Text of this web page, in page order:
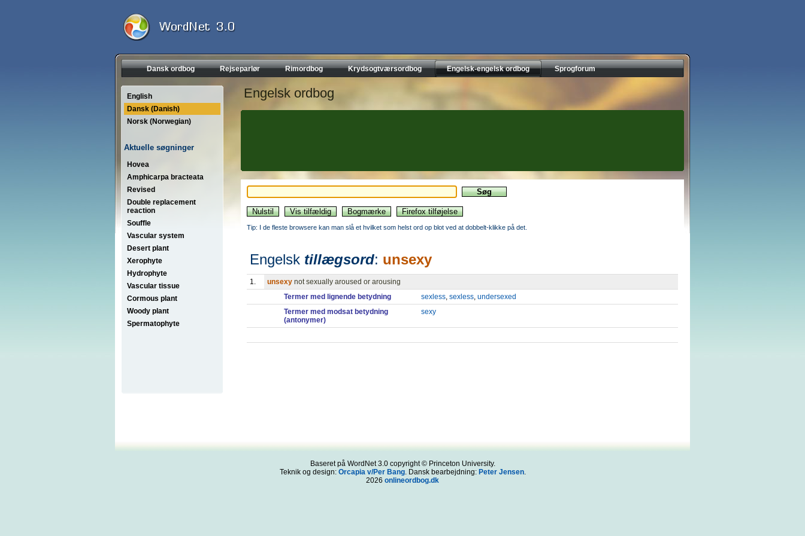
Dansk ordbog Rejseparlør Rimordbog Krydsogtværsordbog Engelsk-engelsk ordbog Sprogforum
English
Dansk (Danish)
Norsk (Norwegian)
Aktuelle søgninger
Hovea
Amphicarpa bracteata
Revised
Double replacement
reaction
Souffle
Vascular system
Desert plant
Xerophyte
Hydrophyte
Vascular tissue
Cormous plant
Woody plant
Spermatophyte
Engelsk ordbog
Tip: I de fleste browsere kan man slå et hvilket som helst ord op blot ved at dobbelt-klikke på det.
Engelsk tillægsord: unsexy
1. unsexy not sexually aroused or arousing
Termer med lignende betydning
sexless, sexless, undersexed
Termer med modsat betydning
(antonymer)
sexy
Baseret på WordNet 3.0 copyright © Princeton University.
Teknik og design: Orcapia v/Per Bang. Dansk bearbejdning: Peter Jensen.
2026 onlineordbog.dk